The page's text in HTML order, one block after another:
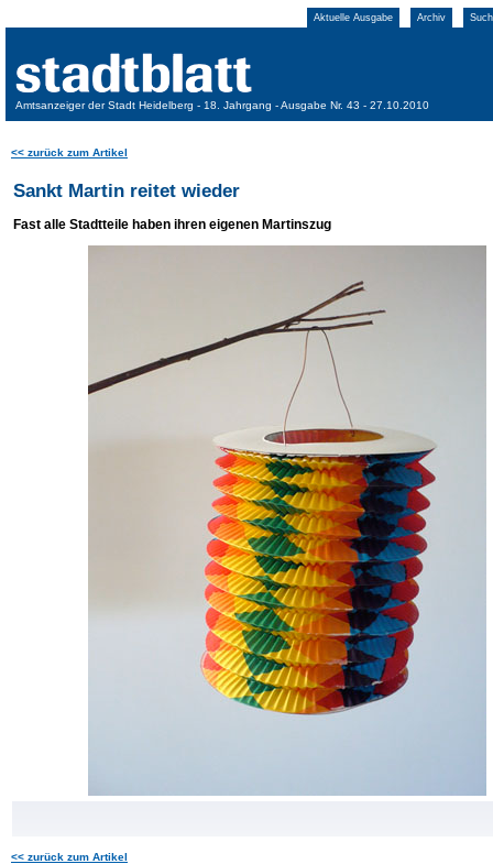
Aktuelle Ausgabe Archiv
Amtsanzeiger der Stadt Heidelberg - 18. Jahrgang - Ausgabe Nr. 43 - 27.10.2010
<< zurück zum Artikel
Sankt Martin reitet wieder
Fast alle Stadtteile haben ihren eigenen Martinszug
<< zurück zum Artikel